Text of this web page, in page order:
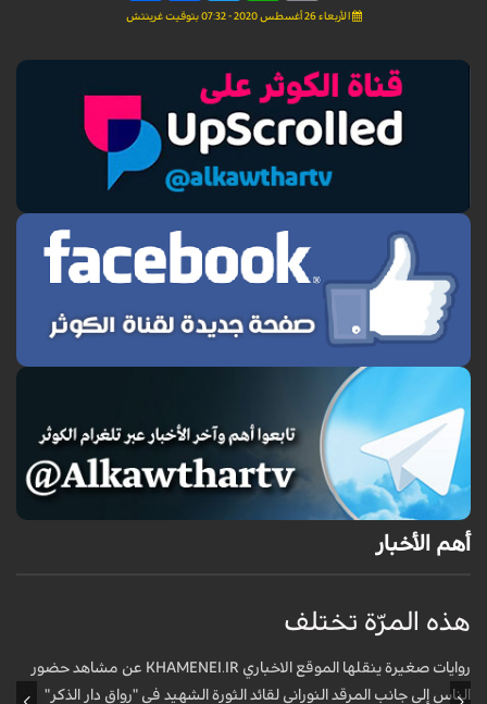
الأربعاء 26 أغسطس 2020 - 07:32 بتوقيت غرينتش
أهم الأخبار
هذه المرّة تختلف
روايات صغيرة ينقلها الموقع الاخباري KHAMENEI.IR عن مشاهد حضور
الناس إلى جانب المرقد النوراني لقائد الثورة الشهيد في "رواق دار الذكر"